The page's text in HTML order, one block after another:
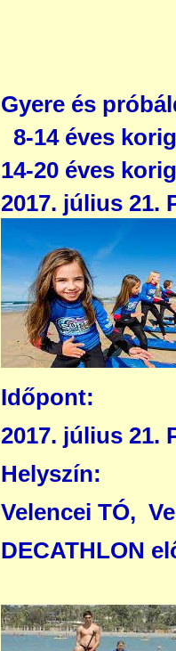
Gyere és
8-14 éves korig
14-20 éves korig
2017. július 21.
Időpont:
2017. július 21.
Helyszín:
Velencei TÓ,
DECATHLON